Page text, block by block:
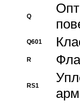
Q
Q601
R
RS1